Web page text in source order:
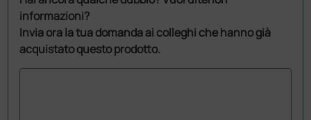
informazioni?
Invia ora la tua domanda ai colleghi che hanno già
acquistato questo prodotto.